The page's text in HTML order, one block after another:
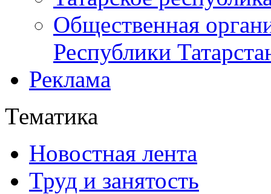
Общественная
Республики
Реклама
Тематика
Новостная лента
Труд и занятость